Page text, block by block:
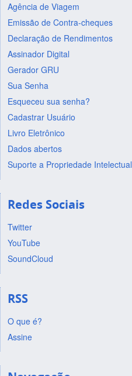
Agência de Viagem
Emissão de Contra-cheques
Declaração de Rendimentos
Assinador Digital
Gerador GRU
Sua Senha
Esqueceu sua senha?
Cadastrar Usuário
Livro Eletrônico
Dados abertos
Suporte a Propriedade Intelectual
Redes Sociais
Twitter
YouTube
SoundCloud
RSS
O que é?
Assine